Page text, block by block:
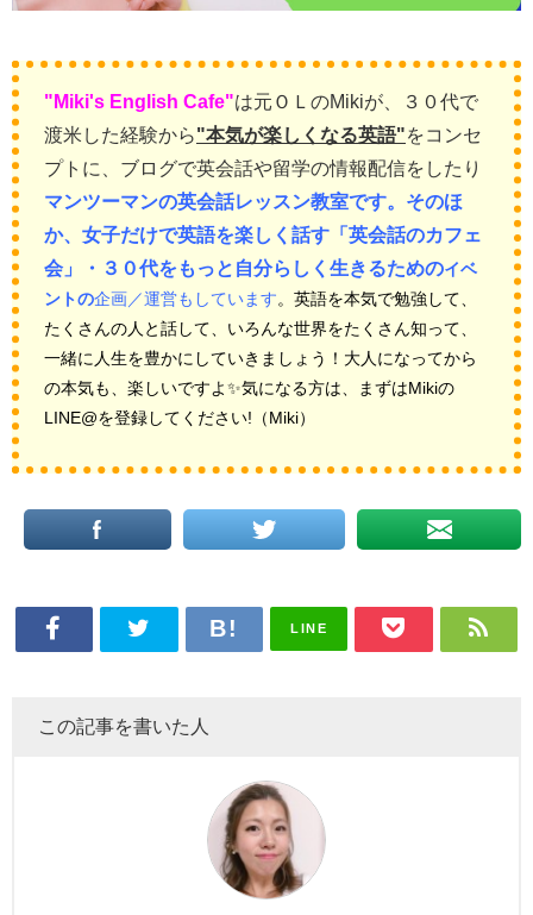
"Miki's English Cafe"は元ＯＬのMikiが、
３０代で
渡米した経験から"本気が楽しくなる英語"をコンセ
プトに、 ブログで英会話や留学の情報配信をしたり
マンツーマンの英会話レッスン教室です。そのほ
か、女子だけで英語を楽しく話す「英会話のカフェ
会」・３０代をもっと自分らしく生きるためのイベ
ントの企画／運営もしています 。英語を本気で勉強して、
たくさんの人と話して、いろんな世界をたくさん知って、
一緒に人生を豊かにしていきましょう！大人になってから
の本気も、楽しいですよ✨気になる方は、まずはMikiの
LINE@を登録してください! （Miki）
LINE
この記事を書いた人